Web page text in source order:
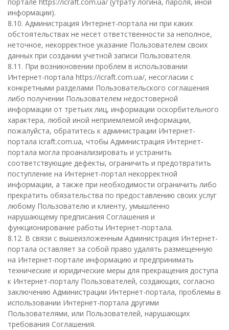
информации).
8.10. Администрация Интернет-портала ни при каких
обстоятельствах не несет ответственности за неполное,
неточное, некорректное указание Пользователем своих
данных при создании учетной записи Пользователя.
8.11. При возникновении проблем в использовании
Интернет-портала https://icraft.com.ua/, несогласии с
конкретными разделами Пользовательского соглашения
либо получении Пользователем недостоверной
информации от третьих лиц, информации оскорбительного
характера, любой иной неприемлемой информации,
пожалуйста, обратитесь к администрации Интернет-
портала icraft.com.ua, чтобы Администрация Интернет-
портала могла проанализировать и устранить
соответствующие дефекты, ограничить и предотвратить
поступление на Интернет-портал некорректной
информации, а также при необходимости ограничить либо
прекратить обязательства по предоставлению своих услуг
любому Пользователю и клиенту, умышленно
нарушающему предписания Соглашения и
функционирование работы Интернет-портала.
8.12. В связи с вышеизложенным Администрация Интернет-
портала оставляет за собой право удалять размещенную
на Интернет-портале информацию и предпринимать
технические и юридические меры для прекращения доступа
к Интернет-порталу Пользователей, создающих, согласно
заключению Администрации Интернет-портала, проблемы в
использовании Интернет-портала другими
Пользователями, или Пользователей, нарушающих
требования Соглашения.